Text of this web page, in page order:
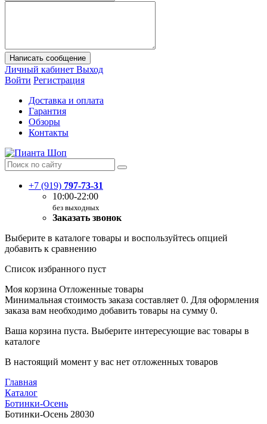
Написать сообщение
Личный кабинет Выход
Войти Регистрация
Доставка и оплата
Гарантия
Обзоры
Контакты
+7 (919) 797-73-31
10:00-22:00
без выходных
Заказать звонок
Выберите в каталоге товары и воспользуйтесь опцией
добавить к сравнению
Список избранного пуст
Моя корзина Отложенные товары
Минимальная стоимость заказа составляет 0. Для оформления
заказа вам необходимо добавить товары на сумму 0.
Ваша корзина пуста. Выберите интересующие вас товары в
каталоге
В настоящий момент у вас нет отложенных товаров
Главная
Каталог
Ботинки-Осень
Ботинки-Осень 28030